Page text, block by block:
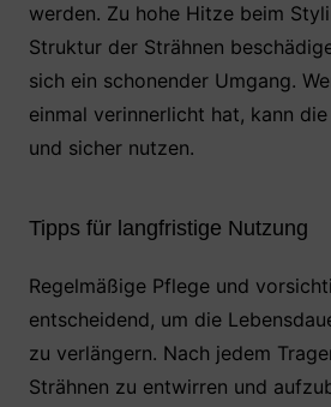
werden. Zu hohe Hitze beim
Struktur der Strähnen
sich ein schonender Umgang.
einmal verinnerlicht hat, kann
und sicher nutzen.
Tipps für langfristige Nutzung
Regelmäßige Pflege und
entscheidend, um die
zu verlängern. Nach jedem
Strähnen zu entwirren und